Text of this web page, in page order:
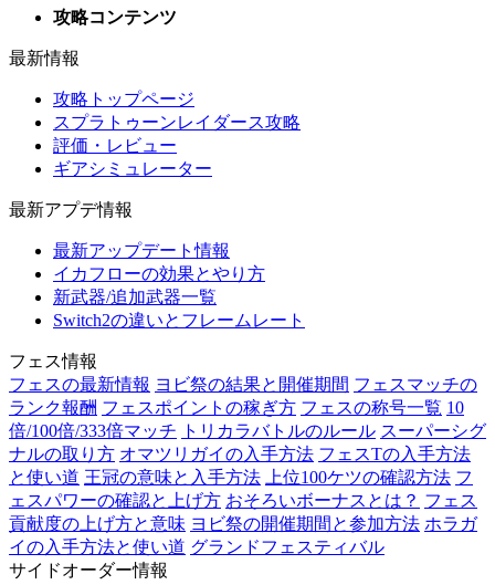
攻略コンテンツ
最新情報
攻略トップページ
スプラトゥーンレイダース攻略
評価・レビュー
ギアシミュレーター
最新アプデ情報
最新アップデート情報
イカフローの効果とやり方
新武器/追加武器一覧
Switch2の違いとフレームレート
フェス情報
フェスの最新情報 ヨビ祭の結果と開催期間 フェスマッチの
ランク報酬 フェスポイントの稼ぎ方 フェスの称号一覧 10
倍/100倍/333倍マッチ
トリカラバトルのルール スーパーシグ
ナルの取り方 オマツリガイの入手方法 フェスTの入手方法
と使い道 王冠の意味と入手方法 上位100ケツの確認方法 フ
ェスパワーの確認と上げ方 おそろいボーナスとは？ フェス
貢献度の上げ方と意味 ヨビ祭の開催期間と参加方法 ホラガ
イの入手方法と使い道 グランドフェスティバル
サイドオーダー情報